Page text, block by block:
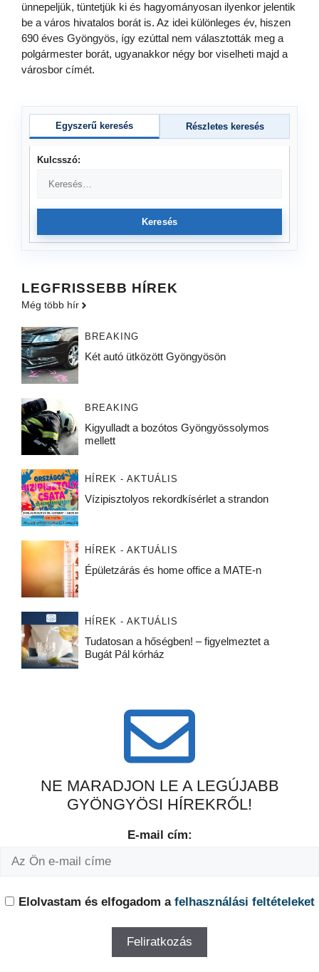
ünnepeljük, tüntetjük ki és hagyományosan ilyenkor jelentik
be a város hivatalos borát is. Az idei különleges év, hiszen
690 éves Gyöngyös, így ezúttal nem választották meg a
polgármester borát, ugyanakkor négy bor viselheti majd a
városbor címét.
Egyszerű keresés Részletes keresés
Kulcsszó:
Keresés
LEGFRISSEBB HÍREK
Még több hír
BREAKING
Két autó ütközött Gyöngyösön
BREAKING
Kigyulladt a bozótos Gyöngyössolymos
mellett
HÍREK - AKTUÁLIS
Vízipisztolyos rekordkísérlet a strandon
HÍREK - AKTUÁLIS
Épületzárás és home office a MATE-n
HÍREK - AKTUÁLIS
Tudatosan a hőségben! – figyelmeztet a
Bugát Pál kórház
NE MARADJON LE A LEGÚJABB
GYÖNGYÖSI HÍREKRŐL!
E-mail cím:
Elolvastam és elfogadom a felhasználási feltételeket